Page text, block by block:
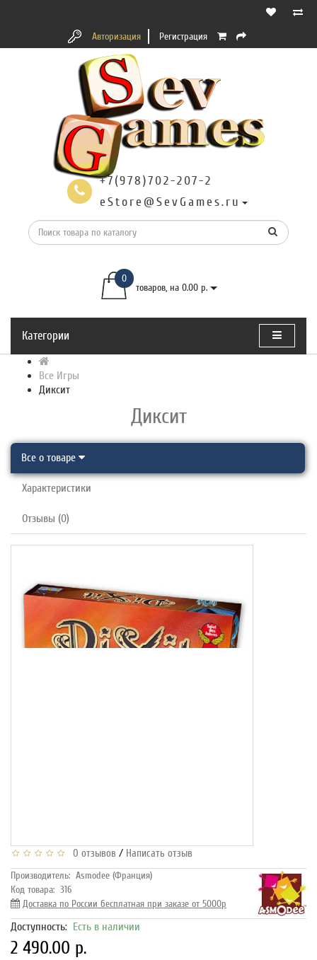
Авторизация Регистрация
+7(978)702-207-2
eStore@SevGames.ru
0
товаров, на 0.00 р.
Категории
Все Игры
Диксит
Диксит
Все о товаре
Характеристики
Отзывы (0)
0 отзывов / Написать отзыв
Производитель: Asmodee (Франция)
Код товара: 316
Доставка по России бесплатная при заказе от 5000р
Доступность: Есть в наличии
2 490.00 р.